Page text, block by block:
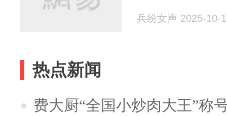
兵纷女声 2025-10-
热点新闻
费大厨“全国小炒肉大王”称